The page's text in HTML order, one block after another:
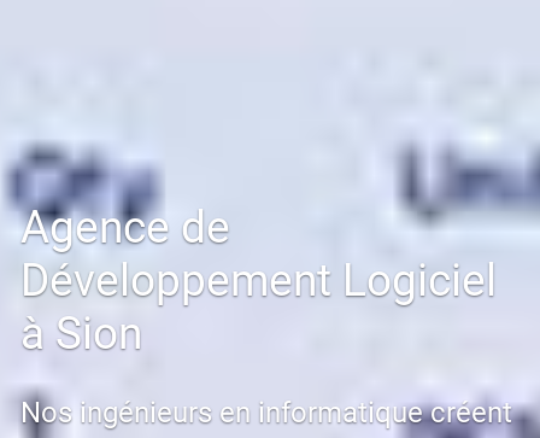
Agence de
Développement Logiciel
à Sion
Nos ingénieurs en informatique créent